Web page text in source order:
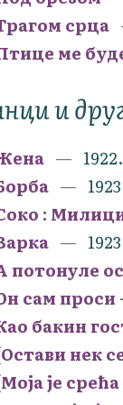
срца
ме
и
1922.
:
потонуле
сам проси
бакин
нек
је